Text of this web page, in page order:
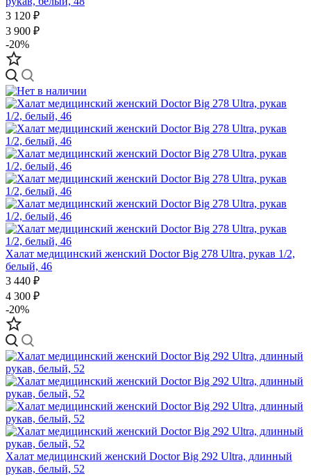
3 120 ₽
3 900 ₽
-20%
Халат медицинский женский Doctor Big 278 Ultra, рукав 1/2,
белый, 46
3 440 ₽
4 300 ₽
-20%
Халат медицинский женский Doctor Big 292 Ultra, длинный
рукав, белый, 52